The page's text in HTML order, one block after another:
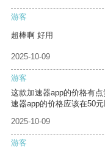
游客
超棒啊 好用
2025-10-09
游客
这款加速器app的价格有
速器app的价格应该在50元
2025-10-09
游客